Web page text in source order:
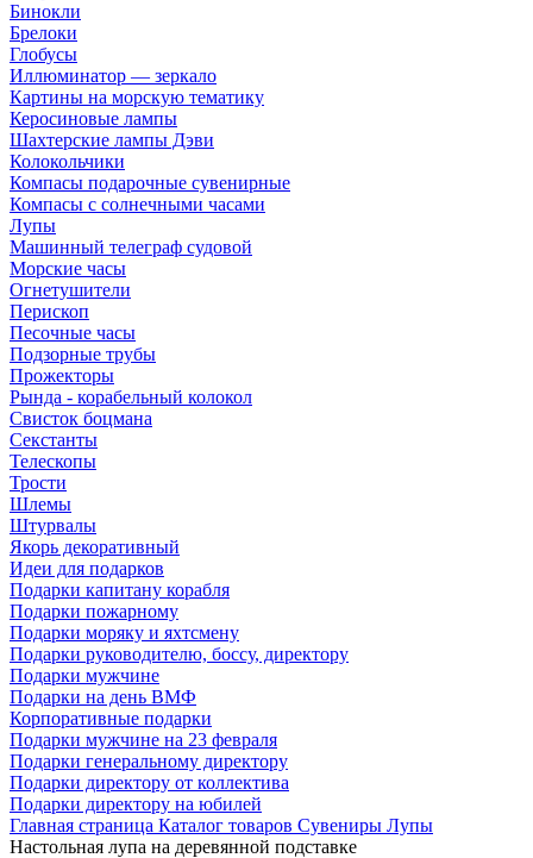
Бинокли
Брелоки
Глобусы
Иллюминатор — зеркало
Картины на морскую тематику
Керосиновые лампы
Шахтерские лампы Дэви
Колокольчики
Компасы подарочные сувенирные
Компасы с солнечными часами
Лупы
Машинный телеграф судовой
Морские часы
Огнетушители
Перископ
Песочные часы
Подзорные трубы
Прожекторы
Рында - корабельный колокол
Свисток боцмана
Секстанты
Телескопы
Трости
Шлемы
Штурвалы
Якорь декоративный
Идеи для подарков
Подарки капитану корабля
Подарки пожарному
Подарки моряку и яхтсмену
Подарки руководителю, боссу, директору
Подарки мужчине
Подарки на день ВМФ
Корпоративные подарки
Подарки мужчине на 23 февраля
Подарки генеральному директору
Подарки директору от коллектива
Подарки директору на юбилей
Главная страница Каталог товаров Сувениры Лупы
Настольная лупа на деревянной подставке